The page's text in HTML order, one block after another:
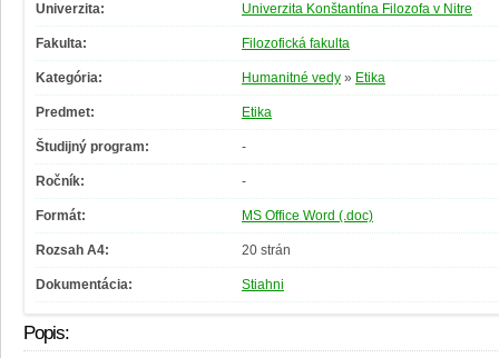
Univerzita: Univerzita Konštantína Filozofa v Nitre
Fakulta: Filozofická fakulta
Kategória: Humanitné vedy » Etika
Predmet: Etika
Študijný program: -
Ročník: -
Formát: MS Office Word (.doc)
Rozsah A4: 20 strán
Dokumentácia: Stiahni
Popis: